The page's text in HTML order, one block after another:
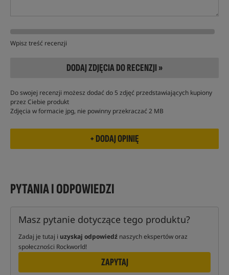
Wpisz treść recenzji
DODAJ ZDJĘCIA DO RECENZJI »
Do swojej recenzji możesz dodać do 5 zdjęć przedstawiających kupiony
przez Ciebie produkt
Zdjęcia w formacie jpg, nie powinny przekraczać 2 MB
PYTANIA I ODPOWIEDZI
Masz pytanie dotyczące tego produktu?
Zadaj je tutaj i uzyskaj odpowiedź naszych ekspertów oraz
społeczności Rockworld!
ZAPYTAJ